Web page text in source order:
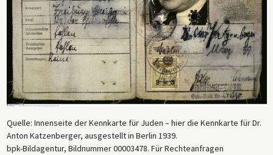
Quelle: Innenseite der Kennkarte für Juden – hier die Kennkarte für Dr.
Anton Katzenberger, ausgestellt in Berlin 1939.
bpk-Bildagentur, Bildnummer 00003478. Für Rechteanfragen